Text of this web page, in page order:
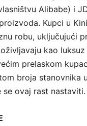
Alibabe) i
Kupci u
robu, uključujući
kao
prelaskom
broja stanovnika
se ovaj rast nastaviti.